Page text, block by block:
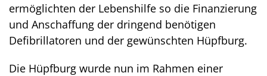
ermöglichten der Lebenshilfe so die Finanzierung
und Anschaffung der dringend benötigen
Defibrillatoren und der gewünschten Hüpfburg.
Die Hüpfburg wurde nun im Rahmen einer